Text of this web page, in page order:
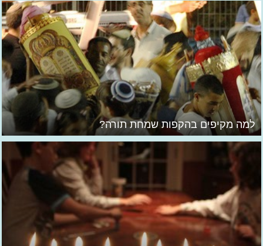
למה מקיפים בהקפות שמחת תורה?